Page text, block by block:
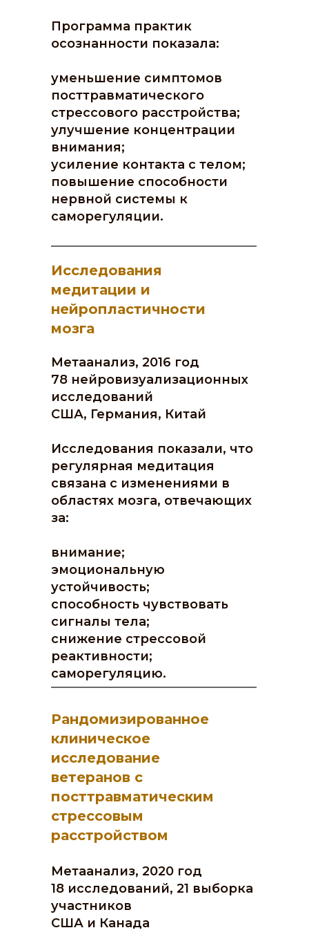
Исследования
медитации и
нейропластичности
мозга
Рандомизированное
клиническое
исследование
ветеранов с
посттравматическим
стрессовым
расстройством
Метаанализ, 2016 год
78 нейровизуализационных
исследований
США, Германия, Китай
Исследования показали, что
регулярная медитация
связана с изменениями в
областях мозга, отвечающих
за:
внимание;
эмоциональную
устойчивость;
способность чувствовать
сигналы тела;
снижение стрессовой
реактивности;
саморегуляцию.
Метаанализ, 2020 год
18 исследований, 21 выборка
участников
США и Канада
Программа практик
осознанности показала:
уменьшение симптомов
посттравматического
стрессового расстройства;
улучшение концентрации
внимания;
усиление контакта с телом;
повышение способности
нервной системы к
саморегуляции.